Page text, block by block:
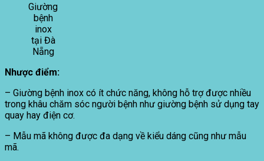
Giường
bệnh
inox
tại Đà
Nẵng
Nhược điểm:
– Giường bệnh inox có ít chức năng, không hỗ trợ được nhiều
trong khâu chăm sóc người bệnh như giường bệnh sử dụng tay
quay hay điện cơ.
– Mẫu mã không được đa dạng về kiểu dáng cũng như mẫu
mã.